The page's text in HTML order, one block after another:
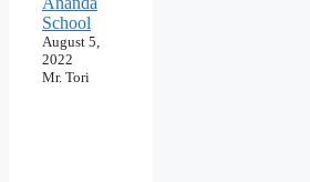
School
August 5,
2022
Mr. Tori